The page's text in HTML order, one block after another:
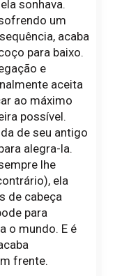
sonhava.
um
acaba
para baixo.
e
aceita
ao máximo
possível.
de seu antigo
alegra-la.
lhe
ela
de cabeça
para
o mundo. E é
frente.